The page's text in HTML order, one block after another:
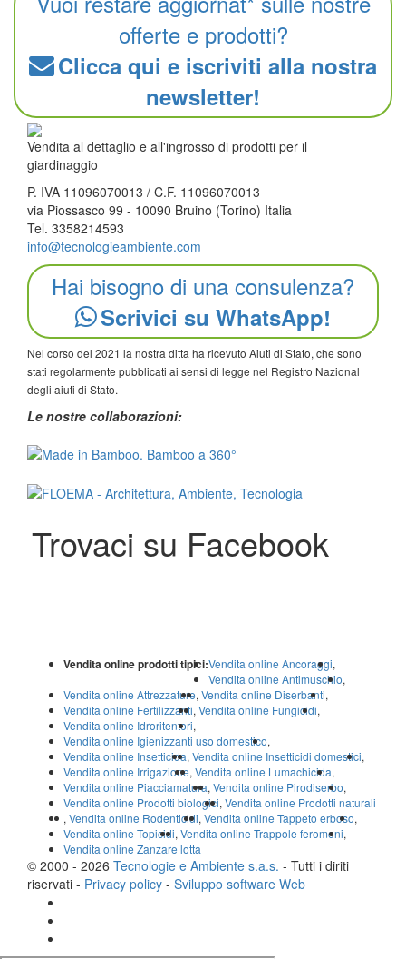
offerte e prodotti?
Clicca qui e iscriviti alla nostra
newsletter!
Vendita al dettaglio e all'ingrosso di prodotti per il
giardinaggio
P. IVA 11096070013 / C.F. 11096070013
via Piossasco 99 - 10090 Bruino (Torino) Italia
Tel. 3358214593
info@tecnologieambiente.com
Hai bisogno di una consulenza?
Scrivici su WhatsApp!
Nel corso del 2021 la nostra ditta ha ricevuto Aiuti di Stato, che sono
stati regolarmente pubblicati ai sensi di legge nel Registro Nazional
degli aiuti di Stato.
Le nostre collaborazioni:
Trovaci su Facebook
Vendita online prodotti tipici:Vendita online Ancoraggi,
Vendita online Antimuschio,
Vendita online Attrezzature, Vendita online Diserbanti,
Vendita online Fertilizzanti, Vendita online Fungicidi,
Vendita online Idroritentori,
Vendita online Igienizzanti uso domestico,
Vendita online Insetticida, Vendita online Insetticidi domestici,
Vendita online Irrigazione, Vendita online Lumachicida,
Vendita online Piacciamatura, Vendita online Pirodiserbo,
Vendita online Prodotti biologici, Vendita online Prodotti naturali
, Vendita online Rodenticidi, Vendita online Tappeto erboso,
Vendita online Topicidi, Vendita online Trappole feromoni,
Vendita online Zanzare lotta
© 2000 - 2026 Tecnologie e Ambiente s.a.s. - Tutti i diriti
riservati - Privacy policy - Sviluppo software Web